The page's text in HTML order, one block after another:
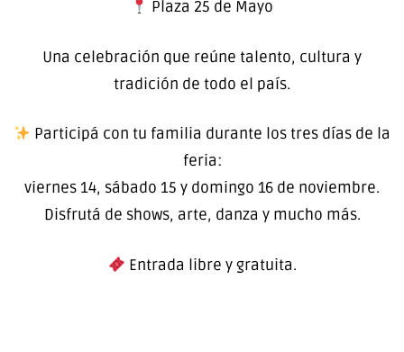
Plaza 25 de Mayo
Una celebración que reúne talento, cultura y
tradición de todo el país.
Participá con tu familia durante los tres días de la
feria:
viernes 14, sábado 15 y domingo 16 de noviembre.
Disfrutá de shows, arte, danza y mucho más.
Entrada libre y gratuita.